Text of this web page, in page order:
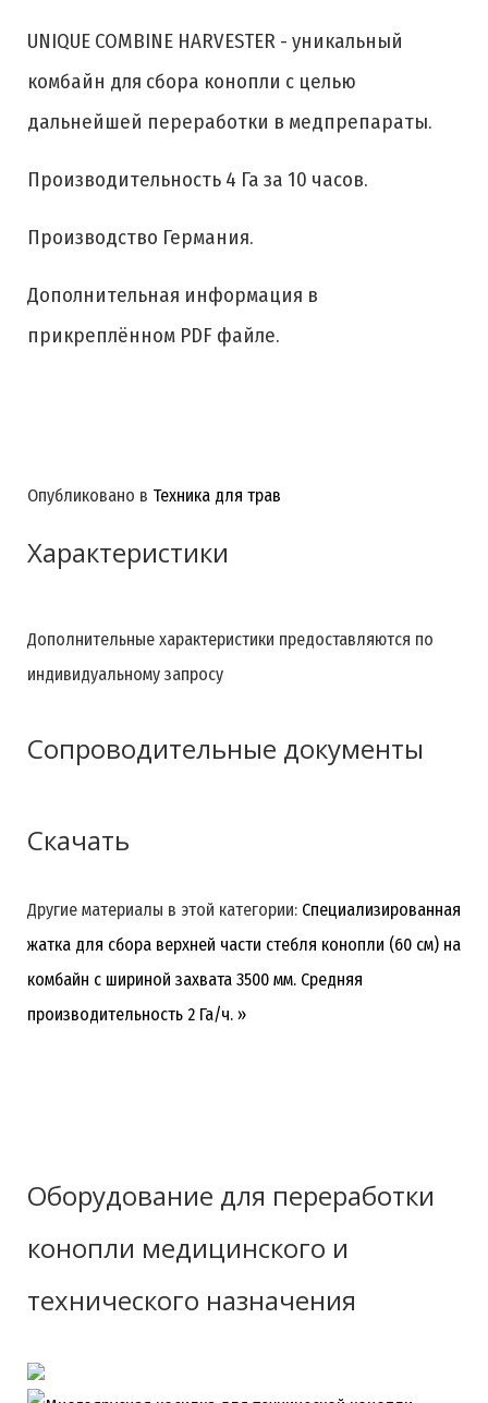
UNIQUE COMBINE HARVESTER - уникальный
комбайн для сбора конопли с целью
дальнейшей переработки в медпрепараты.
Производительность 4 Га за 10 часов.
Производство Германия.
Дополнительная информация в
прикреплённом PDF файле.
Опубликовано в Техника для трав
Характеристики
Дополнительные характеристики предоставляются по
индивидуальному запросу
Сопроводительные документы
При заключении договора на поставку оборудования
сбора конопли с целью дальнейшей переработки в
медпрепараты» , предоставляется полная
сопроводительная документация:
растаможиванию груза.
Скачать
Скачать вложения:
Описание (347 Скачиваний)
Другие материалы в этой категории: Специализированная
жатка для сбора верхней части стебля конопли (60 см) на
комбайн с шириной захвата 3500 мм. Средняя
производительность 2 Га/ч. »
Оборудование для переработки
конопли медицинского и
технического назначения